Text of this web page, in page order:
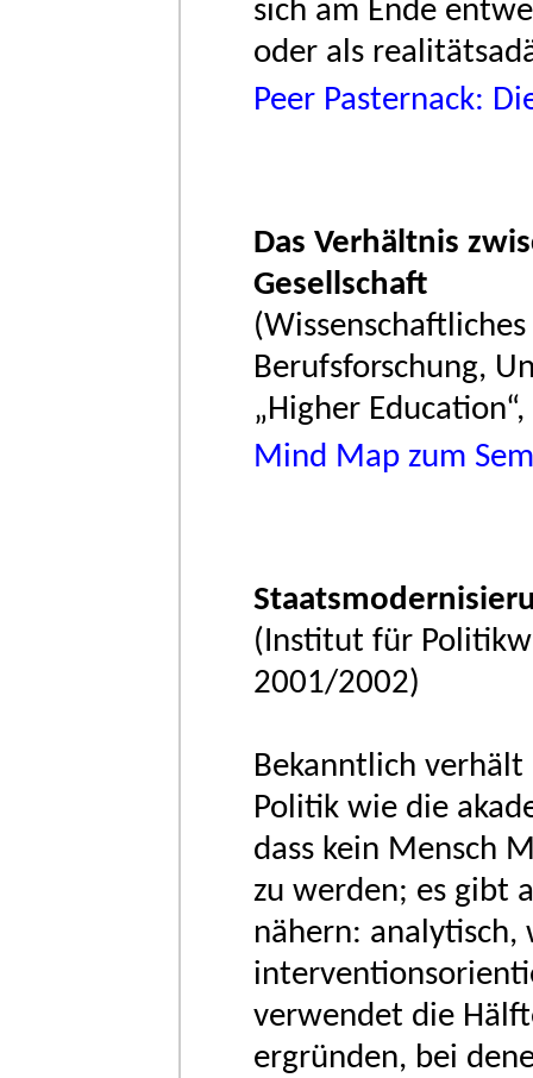
sich am Ende
oder als
Peer Pasternack:
Das Verhältnis
Gesellschaft
Berufsforschung,
„Higher
Mind Map zum
(Institut für
2001/2002)
Bekanntlich
Politik wie die
dass kein Mensch
zu werden; es gibt
nähern: analytisch,
verwendet die
ergründen, bei